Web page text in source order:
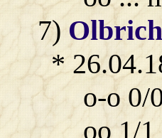
7)
*
o-o 0/
oo 1/